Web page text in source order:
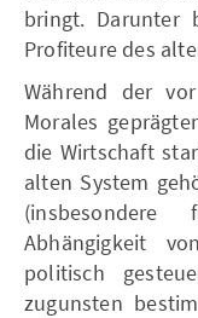
bringt. Darunter
Profiteure des
Während der
Morales
die Wirtschaft
alten System
Abhängigkeit
politisch
zugunsten